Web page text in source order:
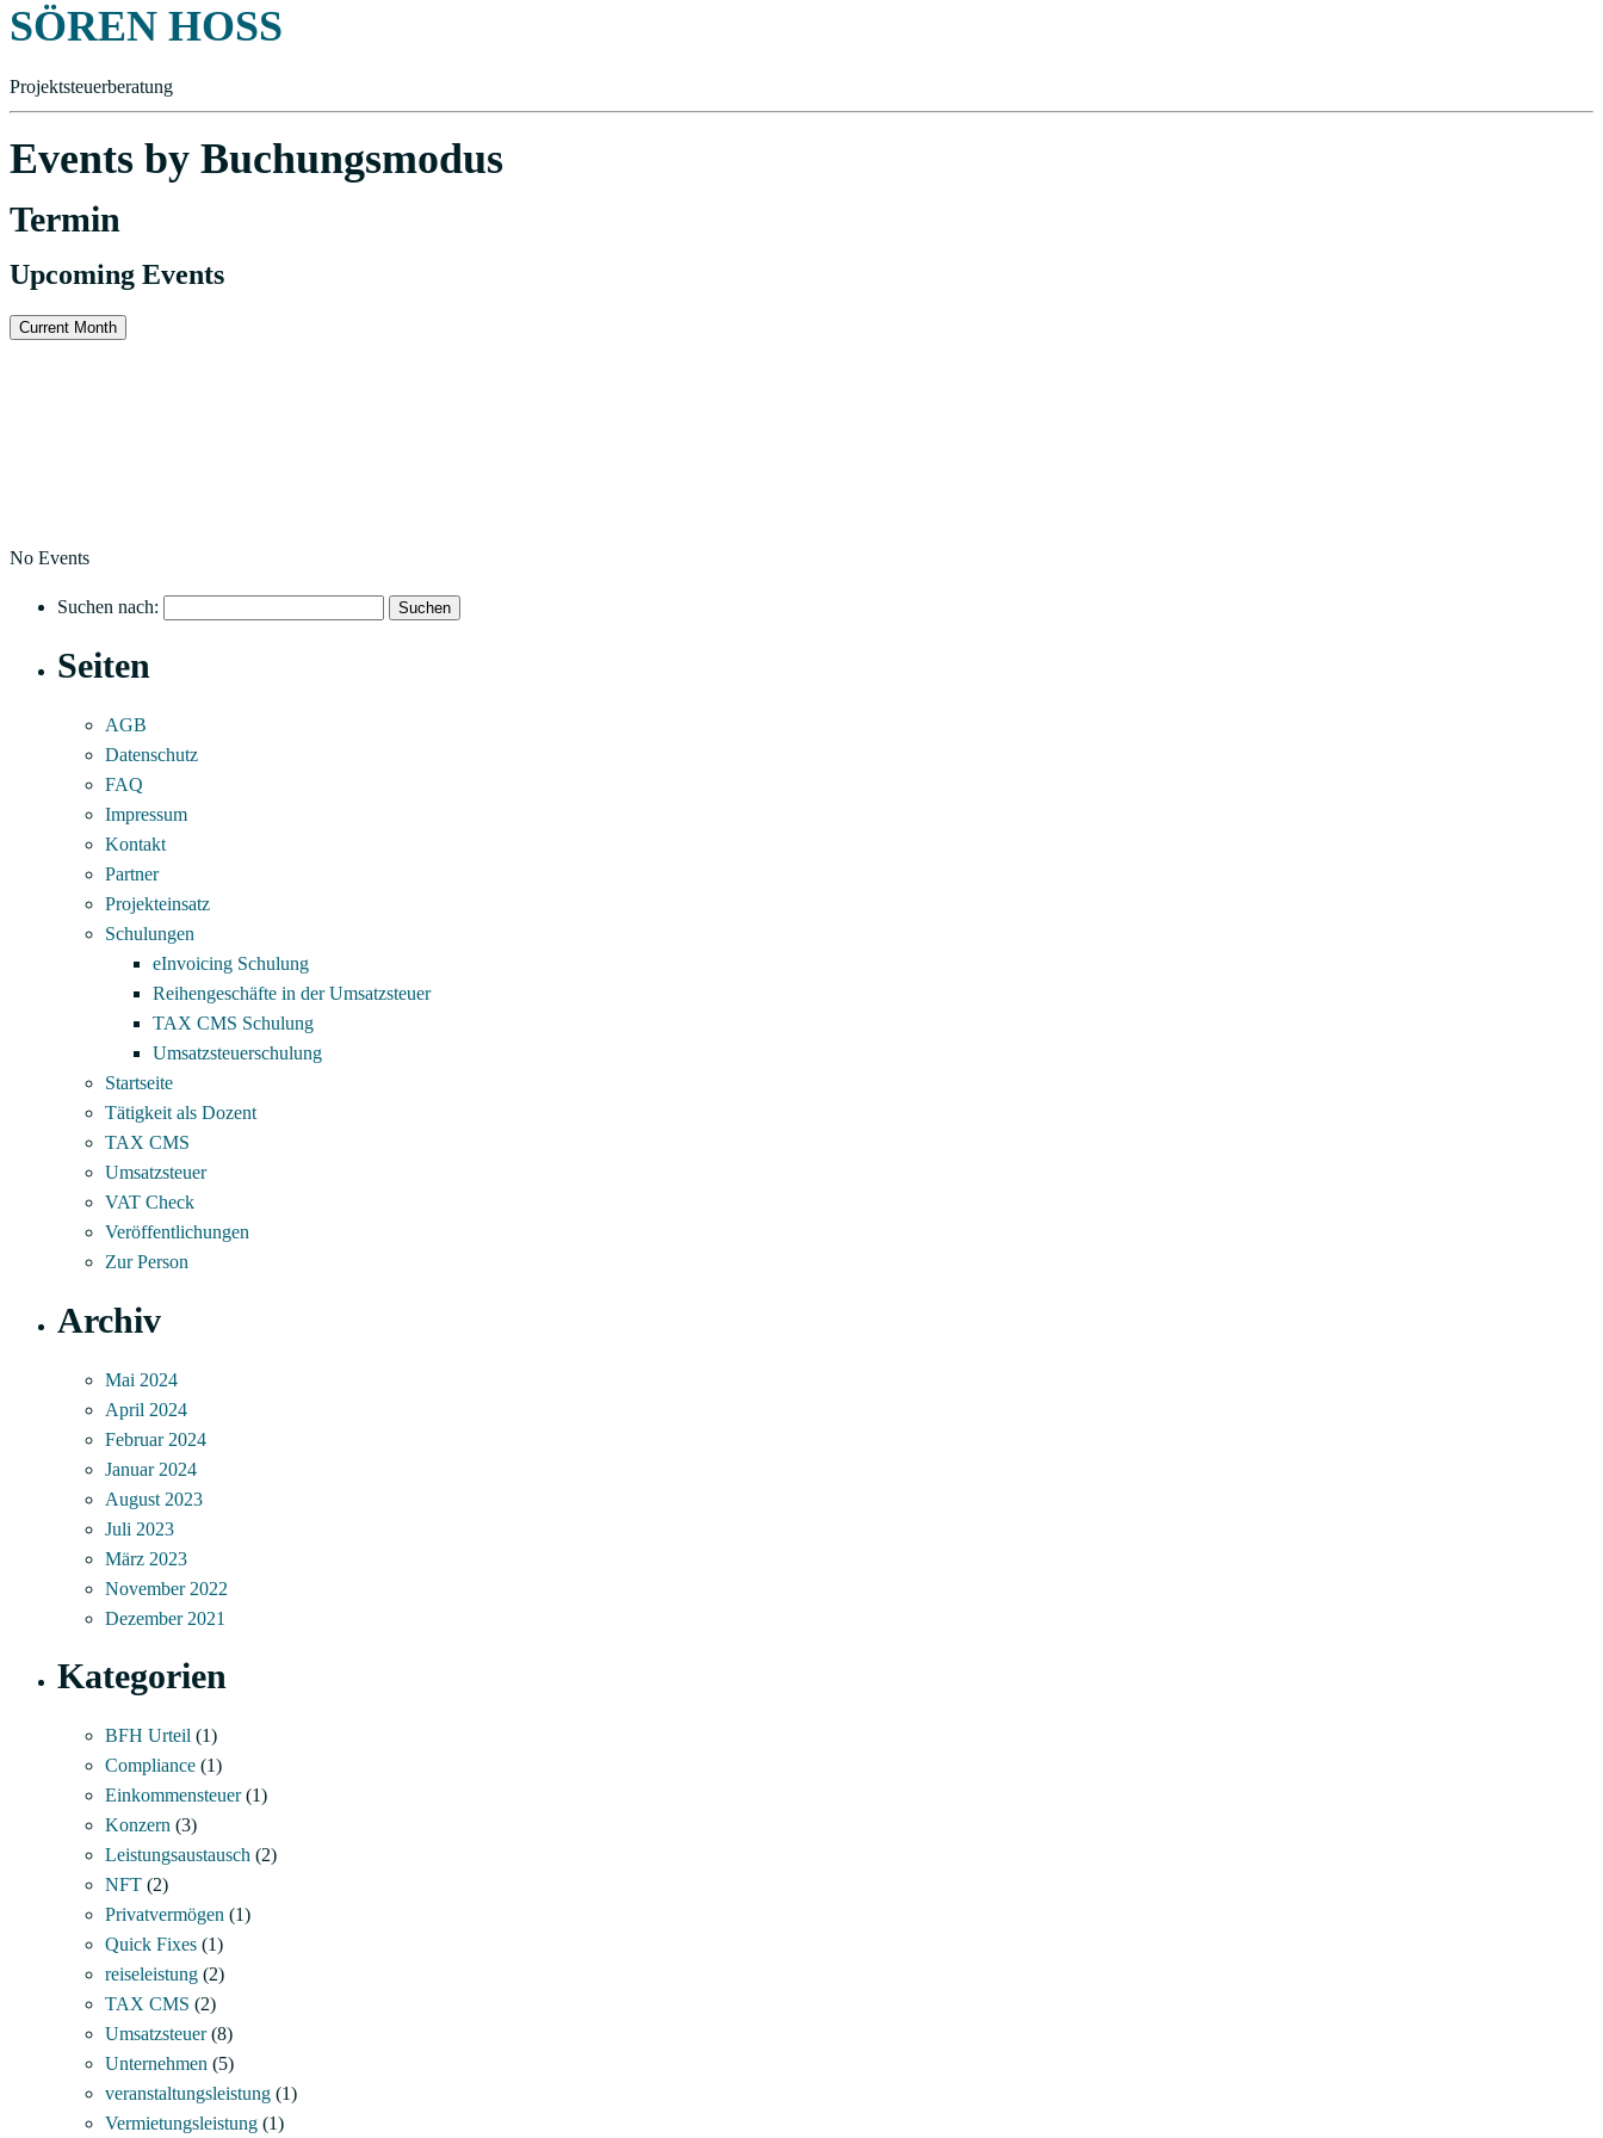
SÖREN HOSS
Projektsteuerberatung
Events by Buchungsmodus
Termin
Upcoming Events
Current Month
No Events
Suchen nach:
Seiten
AGB
Datenschutz
FAQ
Impressum
Kontakt
Partner
Projekteinsatz
Schulungen
eInvoicing Schulung
Reihengeschäfte in der Umsatzsteuer
TAX CMS Schulung
Umsatzsteuerschulung
Startseite
Tätigkeit als Dozent
TAX CMS
Umsatzsteuer
VAT Check
Veröffentlichungen
Zur Person
Archiv
Mai 2024
April 2024
Februar 2024
Januar 2024
August 2023
Juli 2023
März 2023
November 2022
Dezember 2021
Kategorien
BFH Urteil (1)
Compliance (1)
Einkommensteuer(1)
Konzern (3)
Leistungsaustausch (2)
NFT (2)
Privatvermögen (1)
Quick Fixes (1)
reiseleistung (2)
TAX CMS (2)
Umsatzsteuer(8)
Unternehmen (5)
veranstaltungsleistung (1)
Vermietungsleistung (1)